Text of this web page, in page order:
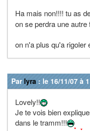
Ha mais non!!!! tu as
on se perdra une autre
on n'a plus qu'a rigoler
Par lyra : le 16/11/07 à
Lovely!!
Je te vois bien
dans le tramm!!!